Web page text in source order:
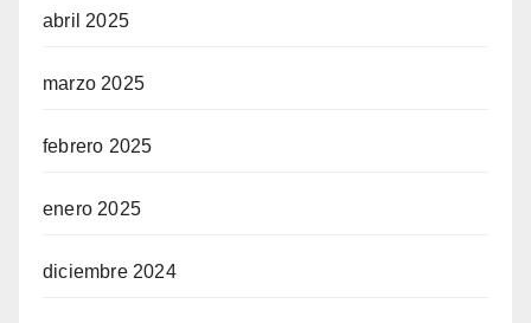
abril 2025
marzo 2025
febrero 2025
enero 2025
diciembre 2024